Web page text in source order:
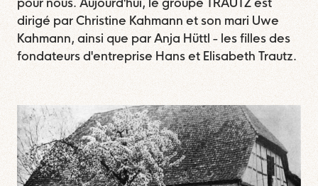
dirigé par Christine Kahmann et son mari Uwe
Kahmann, ainsi que par Anja Hüttl - les filles des
fondateurs d'entreprise Hans et Elisabeth Trautz.